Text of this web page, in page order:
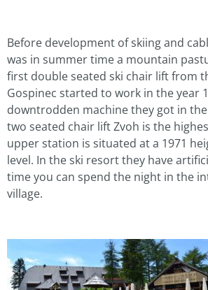
Before development of skiing and
was in summer time a mountain
first double seated ski chair lift from
Gospinec started to work in the year
downtrodden machine they got in the
two seated chair lift Zvoh is the
upper station is situated at a 1971
level. In the ski resort they have
time you can spend the night in the
village.